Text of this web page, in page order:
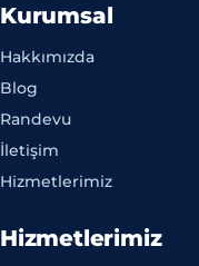
Kurumsal
Hakkımızda
Blog
Randevu
İletişim
Hizmetlerimiz
Hizmetlerimiz